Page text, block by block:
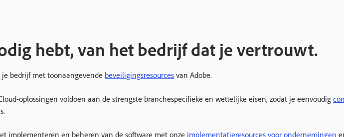
hebt, van het bedrijf dat je vertrouwt.
bedrijf met toonaangevende beveiligingsresources van Adobe.
oplossingen voldoen aan de strengste branchespecifieke en wettelijke eisen, zodat je eenvoudig
implementeren en beheren van de software met onze implementatieresources voor ondernemingen